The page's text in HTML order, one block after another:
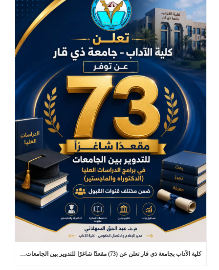
كلية الآداب بجامعة ذي قار تعلن عن (73) مقعدًا شاغرًا للتدوير بين الجامعات في برامج الدراسات العليا